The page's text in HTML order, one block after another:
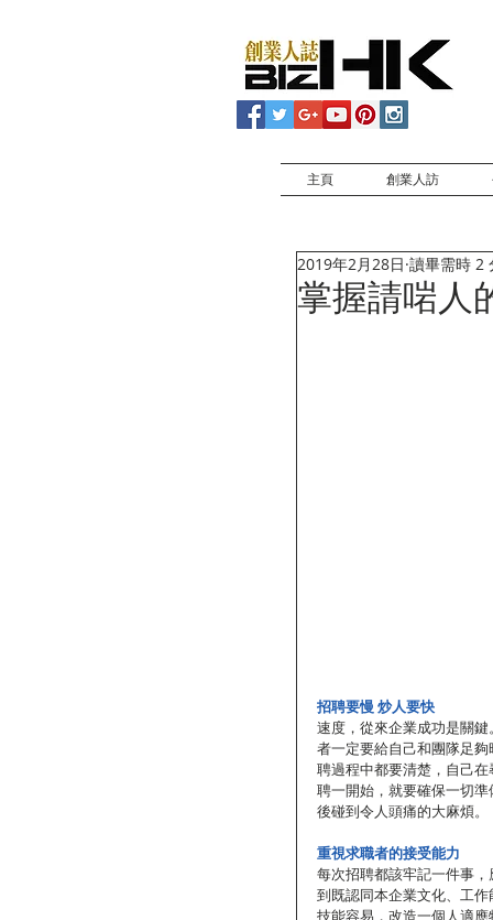
主頁 創業人訪
掌握請啱人
2019年2月28日 讀畢需時 2
招聘要慢 炒人要快
速度，從來企業成功是關
者一定要給自己和團隊足
聘過程中都要清楚，自己
聘一開始，就要確保一切
後碰到令人頭痛的大麻煩。
重視求職者的接受能力
每次招聘都該牢記一件事
到既認同本企業文化、工
技能容易，改造一個人適